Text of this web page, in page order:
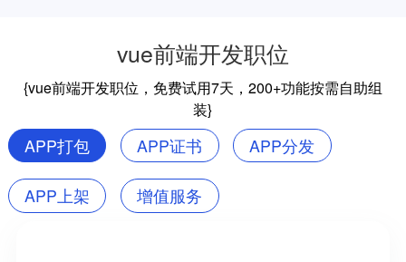
vue前端开发职位
{vue前端开发职位，免费试用7天，200+功能按需自助组
装}
APP打包 APP证书 APP分发
APP上架 增值服务